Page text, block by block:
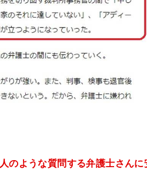
のような質問する弁護士さんに